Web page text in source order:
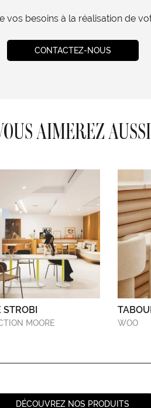
vos besoins à la réalisation de
CONTACTEZ-NOUS
AIMEREZ AUSSI
STROBI
MOORE WOO
DÉCOUVREZ NOS PRODUITS